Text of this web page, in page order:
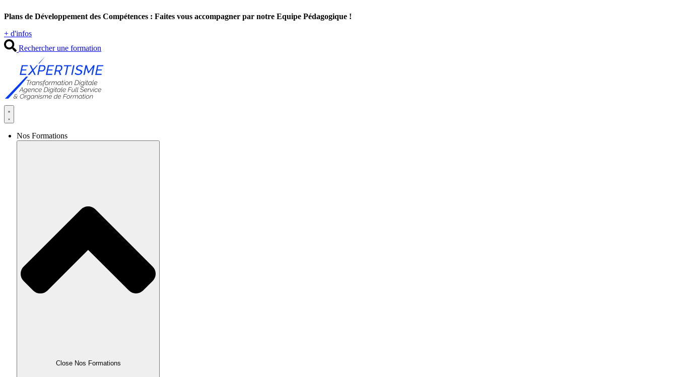
au
Plans de Développement des Compétences : Faites vous accompagner par notre Equipe Pédagogique !
+ d'infos
Rechercher une formation
Nos Formations
Close Nos Formations